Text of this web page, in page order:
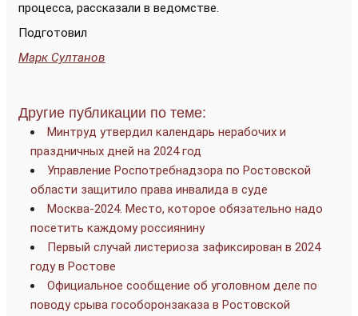
процесса, рассказали в ведомстве.
Подготовил
Марк Султанов
Другие публикации по теме:
Минтруд утвердил календарь нерабочих и
праздничных дней на 2024 год
Управление Роспотребнадзора по Ростовской
области защитило права инвалида в суде
Москва-2024. Место, которое обязательно надо
посетить каждому россиянину
Первый случай листериоза зафиксирован в 2024
году в Ростове
Официальное сообщение об уголовном деле по
поводу срыва гособоронзаказа в Ростовской